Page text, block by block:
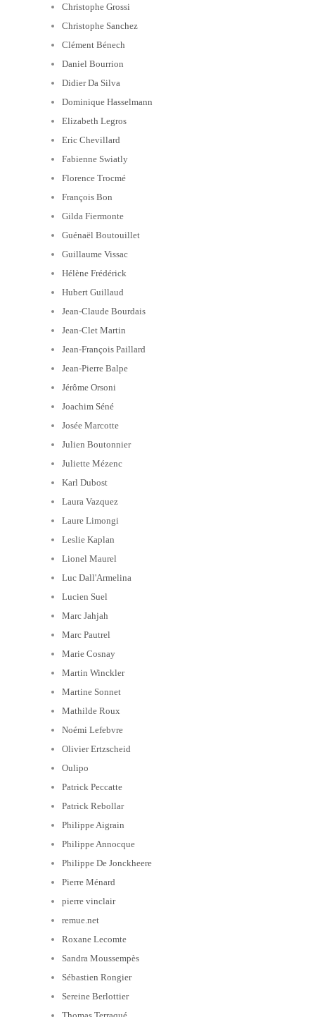
Christophe Grossi
Christophe Sanchez
Clément Bénech
Daniel Bourrion
Didier Da Silva
Dominique Hasselmann
Elizabeth Legros
Eric Chevillard
Fabienne Swiatly
Florence Trocmé
François Bon
Gilda Fiermonte
Guénaël Boutouillet
Guillaume Vissac
Hélène Frédérick
Hubert Guillaud
Jean-Claude Bourdais
Jean-Clet Martin
Jean-François Paillard
Jean-Pierre Balpe
Jérôme Orsoni
Joachim Séné
Josée Marcotte
Julien Boutonnier
Juliette Mézenc
Karl Dubost
Laura Vazquez
Laure Limongi
Leslie Kaplan
Lionel Maurel
Luc Dall'Armelina
Lucien Suel
Marc Jahjah
Marc Pautrel
Marie Cosnay
Martin Winckler
Martine Sonnet
Mathilde Roux
Noémi Lefebvre
Olivier Ertzscheid
Oulipo
Patrick Peccatte
Patrick Rebollar
Philippe Aigrain
Philippe Annocque
Philippe De Jonckheere
Pierre Ménard
pierre vinclair
remue.net
Roxane Lecomte
Sandra Moussempès
Sébastien Rongier
Sereine Berlottier